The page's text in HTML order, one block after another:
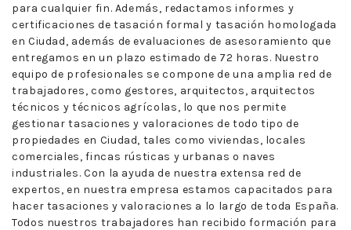
para cualquier fin. Además, redactamos informes y
certificaciones de tasación formal y tasación homologada
en Ciudad, además de evaluaciones de asesoramiento que
entregamos en un plazo estimado de 72 horas. Nuestro
equipo de profesionales se compone de una amplia red de
trabajadores, como gestores, arquitectos, arquitectos
técnicos y técnicos agrícolas, lo que nos permite
gestionar tasaciones y valoraciones de todo tipo de
propiedades en Ciudad, tales como viviendas, locales
comerciales, fincas rústicas y urbanas o naves
industriales. Con la ayuda de nuestra extensa red de
expertos, en nuestra empresa estamos capacitados para
hacer tasaciones y valoraciones a lo largo de toda España.
Todos nuestros trabajadores han recibido formación para